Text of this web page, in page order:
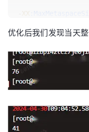
XX
-XX:+UseG1GC
- XX:+PrintGCDetails
-Xloggc :/alidata1/
-XX
优化后我们发现当天